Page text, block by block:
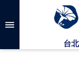
メインのコンテンツ
高
検